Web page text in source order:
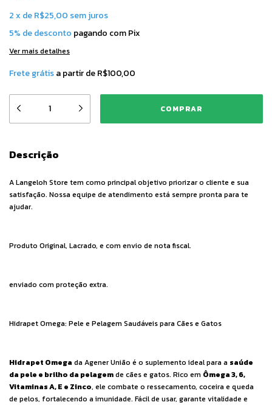
2x deR$25,00 sem juros
5% de desconto pagando com Pix
Ver mais detalhes
Frete grátisa partir deR$100,00
Descrição
A Langeloh Store tem como principal objetivo priorizar o cliente e sua
satisfação. Nossa equipe de atendimento está sempre pronta para te
ajudar.
Produto Original, Lacrado, e com envio de nota fiscal.
enviado com proteção extra.
Hidrapet Omega: Pele e Pelagem Saudáveis para Cães e Gatos
Hidrapet Omega da Agener União é o suplemento ideal para a saúde
da pele e brilho da pelagemde cães e gatos. Rico em Ômega 3, 6,
Vitaminas A, E e Zinco, ele combate o ressecamento, coceira e queda
de pelos, fortalecendo a imunidade. Fácil de usar, garante vitalidade e